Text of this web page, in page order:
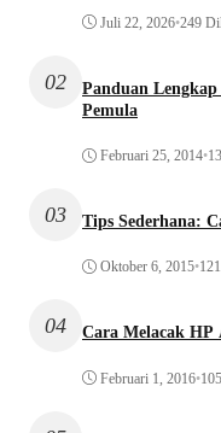
Juli 22, 2026•249
02
Panduan
Pemula
Februari 25, 2014•
03 Tips Sederhana:
Oktober 6, 2015•
04 Cara Melacak HP
Februari 1, 2016•